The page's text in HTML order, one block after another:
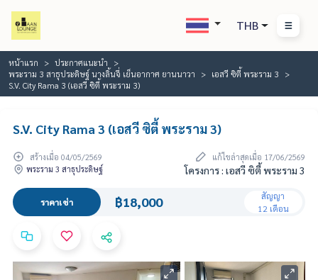
THB
หน้าแรก
ประกาศแนะนำ
พระราม 3 สาธุประดิษฐ์ นางลิ้นจี่ เย็นอากาศ ยานนาวา
เอสวี ซิตี้ พระราม 3
S.V. City Rama 3 (เอสวี ซิตี้ พระราม 3)
S.V. City Rama 3 (เอสวี ซิตี้ พระราม 3)
สร้างเมื่อ 04/05/2569
แก้ไขล่าสุดเมื่อ 17/06/2569
พระราม 3 สาธุประดิษฐ์
โครงการ : เอสวี ซิตี้ พระราม 3
ราคาเช่า ฿18,000
สัญญา
12 เดือน